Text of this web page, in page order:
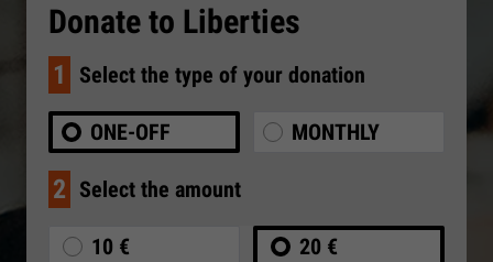
Donate to Liberties
1 Select the type of your donation
ONE-OFF MONTHLY
2 Select the amount
10 € 20 €